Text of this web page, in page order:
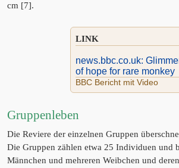
cm [7].
LINK
news.bbc.co.uk:
of hope for rare monkey
BBC Bericht mit Video
Gruppenleben
Die Reviere der einzelnen Gruppen
Die Gruppen zählen etwa 25 Individuen und
Männchen und mehreren Weibchen und